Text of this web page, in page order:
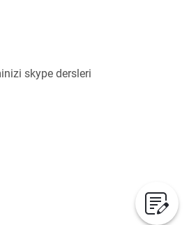
skype dersleri